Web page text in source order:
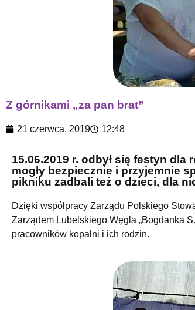
Z górnikami „za pan brat”
21 czerwca, 2019 12:48
15.06.2019 r. odbył się festyn
mogły bezpiecznie i przyjemnie
pikniku zadbali też o dzieci, dla
Dzięki współpracy Zarządu Polskiego
Zarządem Lubelskiego Węgla „Bogdanka
pracowników kopalni i ich rodzin.